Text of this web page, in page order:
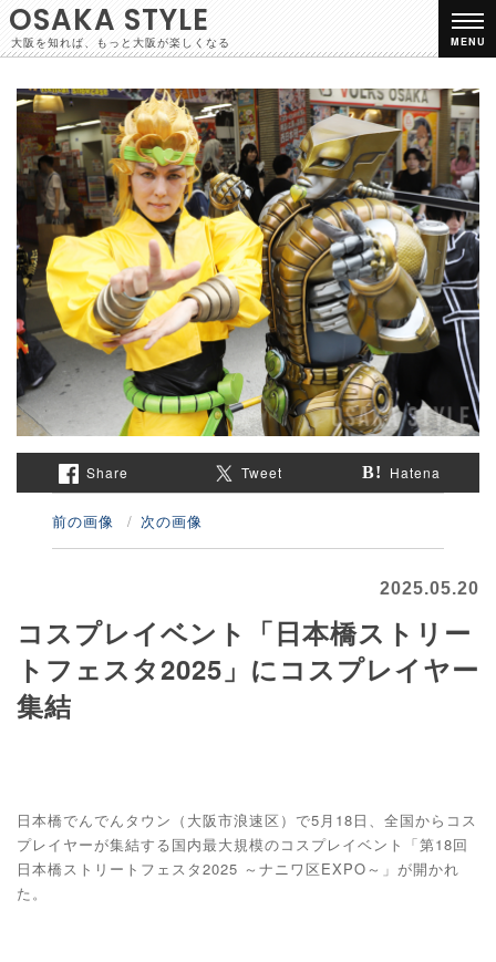
OSAKA STYLE
大阪を知れば、もっと大阪が楽しくなる MENU
Share Tweet Hatena
前の画像 次の画像
2025.05.20
コスプレイベント「日本橋ストリー
トフェスタ2025」にコスプレイヤー
集結
日本橋でんでんタウン（大阪市浪速区）で5月18日、全国からコス
プレイヤーが集結する国内最大規模のコスプレイベント「第18回
日本橋ストリートフェスタ2025 ～ナニワ区EXPO～」が開かれ
た。